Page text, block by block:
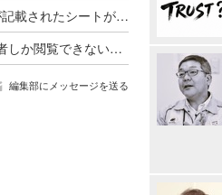
エクセルファイルに個人情報が記載されたシートがあることに気づかず公開
「QRでアクセスするので該当者しか閲覧できない」と思い込み ～ マラソンのボランティアの個人情報閲覧可能に
編集部にメッセージを送る